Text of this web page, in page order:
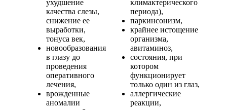
ухудшение
качества слезы,
снижение ее
выработки,
тонуса век,
новообразования
в глазу до
проведения
оперативного
лечения,
врожденные
аномалии
климактерического
периода),
паркинсонизм,
крайнее истощение
организма,
авитаминоз,
состояния, при
котором
функционирует
только один из глаз,
аллергические
реакции,